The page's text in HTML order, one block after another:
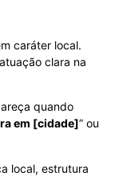
caráter local.
clara na
quando
em [cidade]” ou
local, estrutura